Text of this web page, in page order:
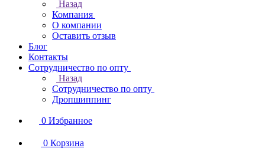
Назад
Компания
О компании
Оставить отзыв
Блог
Контакты
Сотрудничество по опту
Назад
Сотрудничество по опту
Дропшиппинг
0 Избранное
0 Корзина